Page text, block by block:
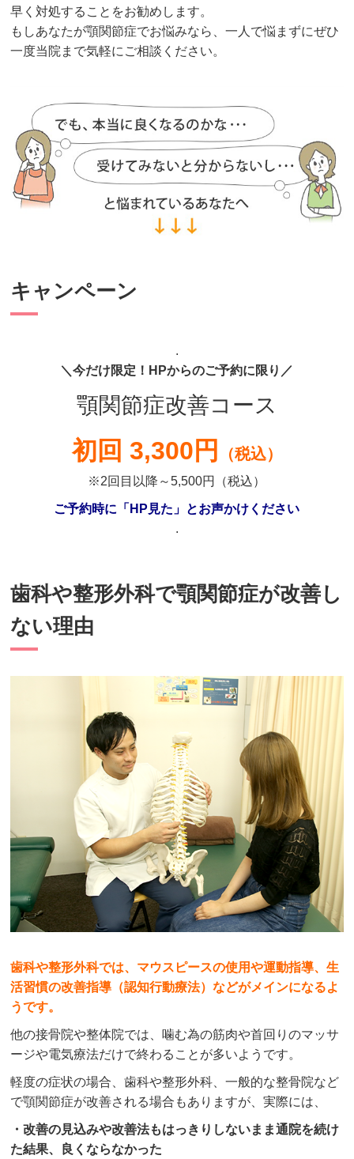
早く対処することをお勧めします。
もしあなたが顎関節症でお悩みなら、一人で悩まずにぜひ
一度当院まで気軽にご相談ください。
キャンペーン
.
＼今だけ限定！HPからのご予約に限り／
顎関節症改善コース
初回 3,300円 （税込）
※2回目以降～5,500円（税込）
ご予約時に「HP見た」とお声かけください
.
歯科や整形外科で顎関節症が改善し
ない理由
歯科や整形外科では、マウスピースの使用や運動指導、生
活習慣の改善指導（認知行動療法）などがメインになるよ
うです。
他の接骨院や整体院では、噛む為の筋肉や首回りのマッサ
ージや電気療法だけで終わることが多いようです。
軽度の症状の場合、歯科や整形外科、一般的な整骨院など
で顎関節症が改善される場合もありますが、実際には、
・改善の見込みや改善法もはっきりしないまま通院を続け
た結果、良くならなかった